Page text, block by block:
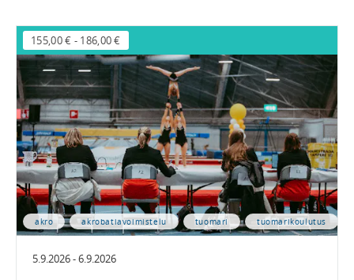
155,00 € - 186,00 €
akro akrobatiavoimistelu tuomari tuomarikoulutus
5.9.2026 - 6.9.2026